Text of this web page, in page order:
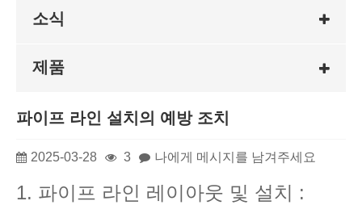
소식
제품
파이프 라인 설치의 예방 조치
2025-03-28 3 나에게 메시지를 남겨주세요
1. 파이프 라인 레이아웃 및 설치 :